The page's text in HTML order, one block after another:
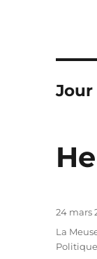
Publié
24 mars
La